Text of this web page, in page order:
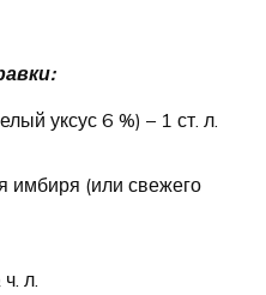
уксус 6 %) – 1 ст. л.
имбиря (или свежего
л.